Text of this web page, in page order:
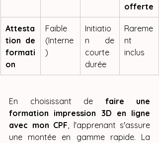
offerte
Attesta
tion de
formati
on
Faible
(Interne
)
Initiatio
n de
courte
durée
Rareme
nt
inclus
En choisissant de faire une
formation impression 3D en ligne
avec mon CPF , l'apprenant s'assure